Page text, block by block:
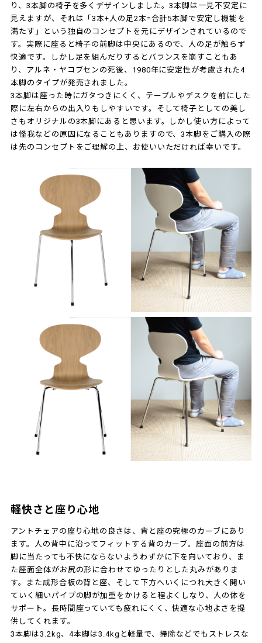
り、3本脚の椅子を多くデザインしました。3本脚は一見不安定に
見えますが、それは「3本+人の足2本=合計5本脚で安定し機能を
満たす」という独自のコンセプトを元にデザインされているので
す。実際に座ると椅子の前脚は中央にあるので、人の足が触らず
快適です。しかし足を組んだりするとバランスを崩すこともあ
り、アルネ・ヤコブセンの死後、1980年に安定性が考慮された4
本脚のタイプが発売されました。
3本脚は座った時にガタつきにくく、テーブルやデスクを前にした
際に左右からの出入りもしやすいです。そして椅子としての美し
さもオリジナルの3本脚にあると思います。しかし使い方によって
は怪我などの原因になることもありますので、3本脚をご購入の際
は先のコンセプトをご理解の上、お使いいただければ幸いです。
軽快さと座り心地
アントチェアの座り心地の良さは、背と座の究極のカーブにあり
ます。人の背中に沿ってフィットする背のカーブ。座面の前方は
脚に当たっても不快にならないようわずかに下を向いており、ま
た座面全体がお尻の形に合わせてゆったりとした丸みがありま
す。また成形合板の背と座、そして下方へいくにつれ大きく開い
ていく細いパイプの脚が加重をかけると程よくしなり、人の体を
サポート。長時間座っていても疲れにくく、快適な心地よさを提
供してくれます。
3本脚は3.2kg、4本脚は3.4kgと軽量で、掃除などでもストレスな